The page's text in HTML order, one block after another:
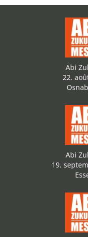
Abi
22.
Abi
19.